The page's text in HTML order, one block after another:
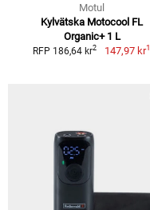
Motul
Kylvätska Motocool FL
Organic+ 1 L
RFP 186,64 kr2 147,97 kr1